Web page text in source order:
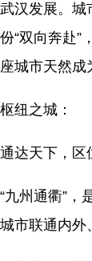
武汉发展。城
份“双向奔赴”
座城市天然成
枢纽之城：
通达天下，区
“九州通衢”，
城市联通内外